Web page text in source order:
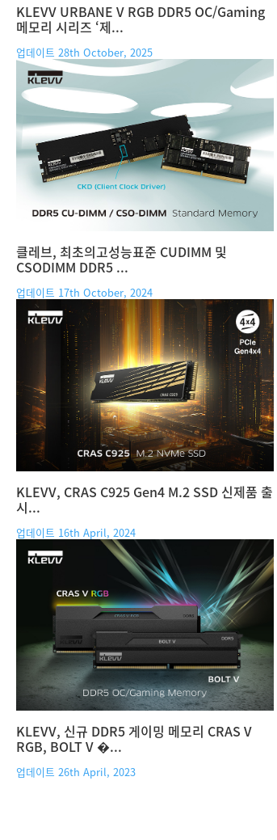
KLEVV URBANE V RGB DDR5 OC/Gaming
메모리 시리즈 ‘제...
업데이트 28th October, 2025
클레브, 최초의고성능표준 CUDIMM 및
CSODIMM DDR5 ...
업데이트 17th October, 2024
KLEVV, CRAS C925 Gen4 M.2 SSD 신제품 출
시...
업데이트 16th April, 2024
KLEVV, 신규 DDR5 게이밍 메모리 CRAS V
RGB, BOLT V �...
업데이트 26th April, 2023